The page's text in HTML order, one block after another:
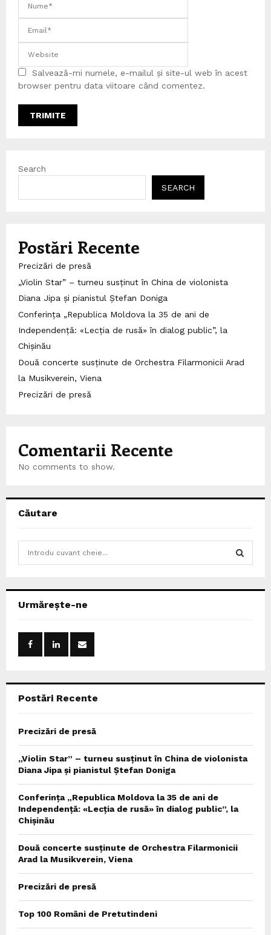
Salvează-mi numele, e-mailul și site-ul web în acest
browser pentru data viitoare când comentez.
Search
SEARCH
Postări Recente
Precizări de presă
„Violin Star” – turneu susținut în China de violonista
Diana Jipa și pianistul Ștefan Doniga
Conferința „Republica Moldova la 35 de ani de
Independență: «Lecția de rusă» în dialog public”, la
Chișinău
Două concerte susținute de Orchestra Filarmonicii Arad
la Musikverein, Viena
Precizări de presă
Comentarii Recente
No comments to show.
Căutare
h
Urmărește-ne
Postări Recente
Precizări de presă
„Violin Star” – turneu susținut în China de violonista
Diana Jipa și pianistul Ștefan Doniga
Conferința „Republica Moldova la 35 de ani de
Independență: «Lecția de rusă» în dialog public”, la
Chișinău
Două concerte susținute de Orchestra Filarmonicii
Arad la Musikverein, Viena
Precizări de presă
Top 100 Români de Pretutindeni